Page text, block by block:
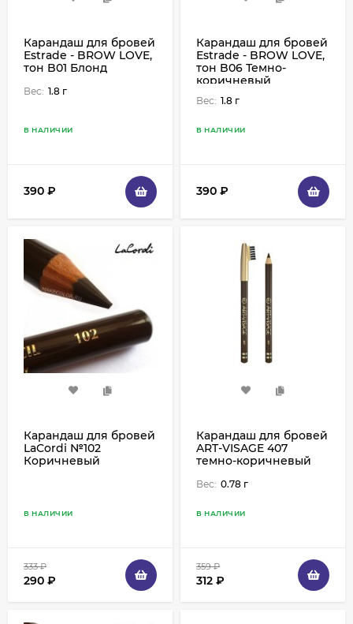
Карандаш для бровей
Estrade - BROW LOVE,
тон B01 Блонд
Вес: 1.8 г
В НАЛИЧИИ
390 ₽
Карандаш для бровей
Estrade - BROW LOVE,
тон B06 Темно-
коричневый
Вес: 1.8 г
В НАЛИЧИИ
390 ₽
Карандаш для бровей
LaCordi №102
Коричневый
В НАЛИЧИИ
333₽
290 ₽
Карандаш для бровей
ART-VISAGE 407
темно-коричневый
Вес: 0.78 г
В НАЛИЧИИ
359₽
312 ₽